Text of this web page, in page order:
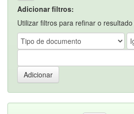
Adicionar filtros:
Utilizar filtros para refinar o